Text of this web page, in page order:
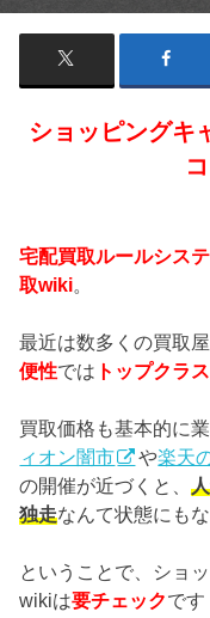
ショッピングキ
宅配買取ルールシス
取wiki
最近は数多くの買取
便性では トップクラス
買取価格も基本的に
ィオン闇市
や楽天
の開催が近づくと、
独走なんて状態にもな
ということで、ショ
wikiは要チェックです